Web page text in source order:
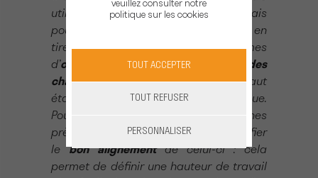
utilisées sur tout type de cordon, mais
pour optimiser la mécanisation et en
tirer le plus de bénéfices en termes
d’organisation du travail, de
baisse des
charges, et depérennité, mieux vaut
établir le vignoble de façon spécifique.
Pour faciliter le travail des machines
près du
cordon, il convient de vérifier
lebon alignementde celui-ci : cela
permet de définir une hauteur de travail
veuillez consulter notre
politique sur les cookies
TOUT ACCEPTER
TOUT REFUSER
PERSONNALISER